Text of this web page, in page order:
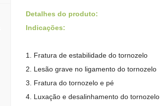
Detalhes do produto:
Indicações:
1. Fratura de estabilidade do tornozelo
2. Lesão grave no ligamento do tornozelo
3. Fratura do tornozelo e pé
4. Luxação e desalinhamento do tornozelo